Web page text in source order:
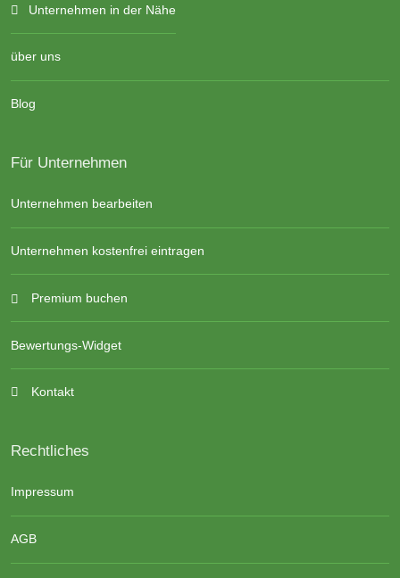
Unternehmen in der Nähe
über uns
Blog
Für Unternehmen
Unternehmen bearbeiten
Unternehmen kostenfrei eintragen
Premium buchen
Bewertungs-Widget
Kontakt
Rechtliches
Impressum
AGB